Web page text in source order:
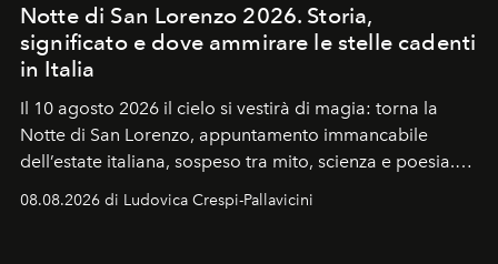
Notte di San Lorenzo 2026. Storia,
significato e dove ammirare le stelle cadenti
in Italia
Il 10 agosto 2026 il cielo si vestirà di magia: torna la
Notte di San Lorenzo, appuntamento immancabile
dell’estate italiana, sospeso tra mito, scienza e poesia.
Sarà il momento in cui gli occhi si alzano verso la volta
celeste per seguire il passaggio delle
08.08.2026 di Ludovica Crespi-Pallavicini